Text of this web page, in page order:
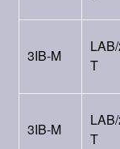
3IB-M
T
3IB-M
T